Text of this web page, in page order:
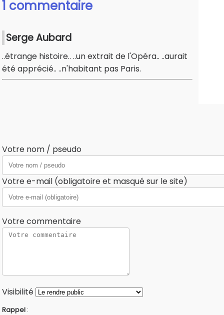
1 commentaire
Serge Aubard
..étrange histoire.. ..un extrait de l'Opéra.. ..aurait
été apprécié.. ..n'habitant pas Paris.
Votre nom / pseudo
Votre e-mail (obligatoire et masqué sur le site)
Votre commentaire
Visibilité
Rappel :